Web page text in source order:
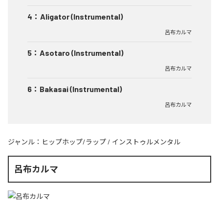
4 ： Aligator (Instrumental)
呂布カルマ
5 ： Asotaro (Instrumental)
呂布カルマ
6 ： Bakasai (Instrumental)
呂布カルマ
ジャンル： ヒップホップ/ラップ / インストゥルメンタル
呂布カルマ